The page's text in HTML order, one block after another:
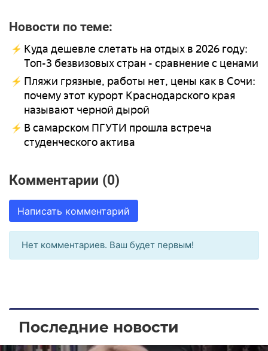
Новости по теме:
Куда дешевле слетать на отдых в 2026 году:
Топ-3 безвизовых стран - сравнение с ценами
Пляжи грязные, работы нет, цены как в Сочи:
почему этот курорт Краснодарского края
называют черной дырой
В самарском ПГУТИ прошла встреча
студенческого актива
Комментарии (0)
Написать комментарий
Нет комментариев. Ваш будет первым!
Последние новости